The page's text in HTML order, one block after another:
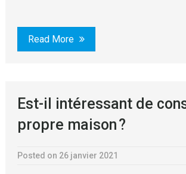
Read More
Est-il intéressant de
propre maison ?
Posted on 26 janvier 2021